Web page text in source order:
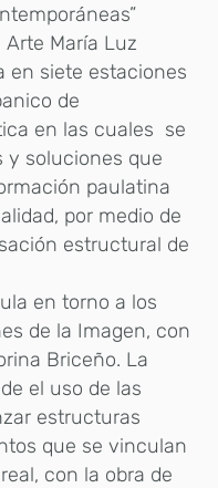
María Luz
en siete estaciones
de
en las cuales se
y soluciones que
paulatina
por medio de
estructural de
en torno a los
de la Imagen, con
Briceño. La
el uso de las
estructuras
que se vinculan
con la obra de